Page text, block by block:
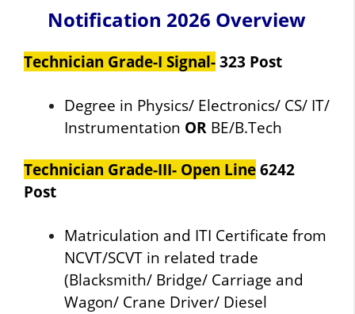
Notification 2026 Overview
Technician Grade-I Signal- 323 Post
Degree in Physics/ Electronics/ CS/ IT/
Instrumentation OR BE/B.Tech
Technician Grade-III- Open Line 6242
Post
Matriculation and ITI Certificate from
NCVT/SCVT in related trade
(Blacksmith/ Bridge/ Carriage and
Wagon/ Crane Driver/ Diesel